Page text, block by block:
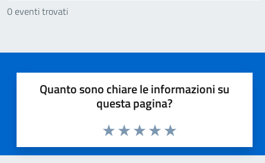
0 eventi trovati
Quanto sono chiare le informazioni su
questa pagina?
Valuta 5 stelle su 5
Valuta 4 stelle su 5
Valuta 3 stelle su 5
Valuta 2 stelle su 5
Valuta 1 stelle su 5